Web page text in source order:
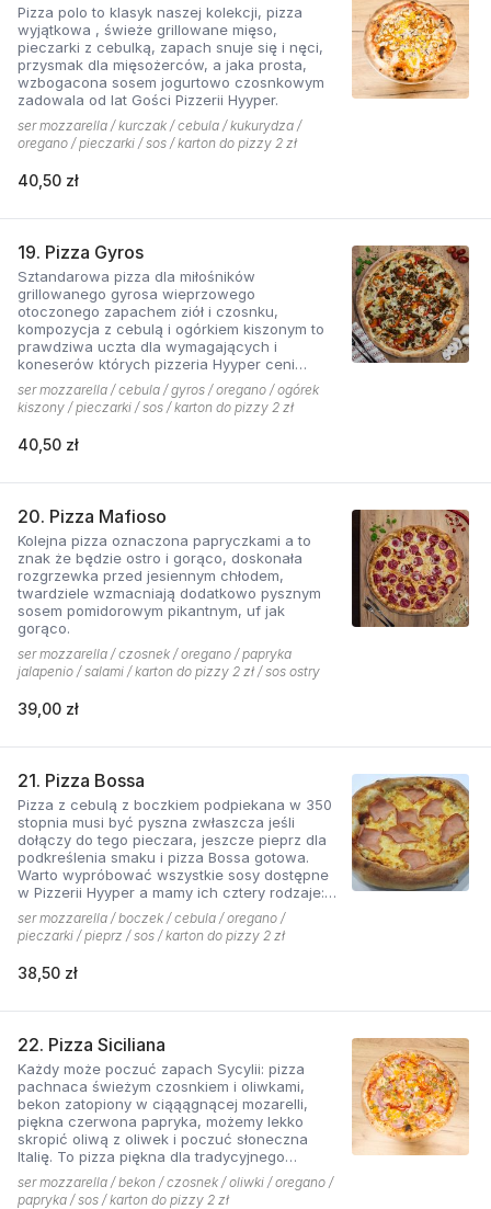
Pizza polo to klasyk naszej kolekcji, pizza
wyjątkowa , świeże grillowane mięso,
pieczarki z cebulką, zapach snuje się i nęci,
przysmak dla mięsożerców, a jaka prosta,
wzbogacona sosem jogurtowo czosnkowym
zadowala od lat Gości Pizzerii Hyyper.
ser mozzarella / kurczak / cebula / kukurydza /
oregano / pieczarki / sos / karton do pizzy 2 zł
40,50 zł
19. Pizza Gyros
Sztandarowa pizza dla miłośników
grillowanego gyrosa wieprzowego
otoczonego zapachem ziół i czosnku,
kompozycja z cebulą i ogórkiem kiszonym to
prawdziwa uczta dla wymagających i
koneserów których pizzeria Hyyper ceni
najbardziej. . Chodzą słuchy, że gyros Hyyper
jest najlepszy w mieście
ser mozzarella / cebula / gyros / oregano / ogórek
kiszony / pieczarki / sos / karton do pizzy 2 zł
40,50 zł
20. Pizza Mafioso
Kolejna pizza oznaczona papryczkami a to
znak że będzie ostro i gorąco, doskonała
rozgrzewka przed jesiennym chłodem,
twardziele wzmacniają dodatkowo pysznym
sosem pomidorowym pikantnym, uf jak
gorąco.
ser mozzarella / czosnek / oregano / papryka
jalapenio / salami / karton do pizzy 2 zł / sos ostry
39,00 zł
21. Pizza Bossa
Pizza z cebulą z boczkiem podpiekana w 350
stopnia musi być pyszna zwłaszcza jeśli
dołączy do tego pieczara, jeszcze pieprz dla
podkreślenia smaku i pizza Bossa gotowa.
Warto wypróbować wszystkie sosy dostępne
w Pizzerii Hyyper a mamy ich cztery rodzaje:
pomidorowy łagodny, pomidorowy pikantny,
jogurtowo-czosnkowy oraz sos słodko-
kwaśny , każdy niepowtarzalny w smaku.
ser mozzarella / boczek / cebula / oregano /
pieczarki / pieprz / sos / karton do pizzy 2 zł
38,50 zł
22. Pizza Siciliana
Każdy może poczuć zapach Sycylii: pizza
pachnaca świeżym czosnkiem i oliwkami,
bekon zatopiony w ciąąągnącej mozarelli,
piękna czerwona papryka, możemy lekko
skropić oliwą z oliwek i poczuć słoneczna
Italię. To pizza piękna dla tradycyjnego
podniebienia
ser mozzarella / bekon / czosnek / oliwki / oregano /
papryka / sos / karton do pizzy 2 zł